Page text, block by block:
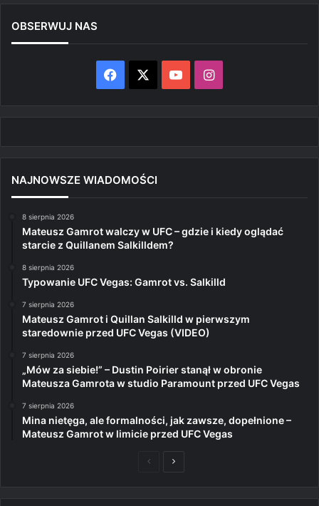
OBSERWUJ NAS
Facebook YouTubeInstagram
NAJNOWSZE WIADOMOŚCI
8 sierpnia 2026
Mateusz Gamrot walczy w UFC – gdzie i kiedy oglądać
starcie z Quillanem Salkilldem?
8 sierpnia 2026
Typowanie UFC Vegas: Gamrot vs. Salkilld
7 sierpnia 2026
Mateusz Gamrot i Quillan Salkilld w pierwszym
staredownie przed UFC Vegas (VIDEO)
7 sierpnia 2026
„Mów za siebie!” – Dustin Poirier stanął w obronie
Mateusza Gamrota w studio Paramount przed UFC Vegas
7 sierpnia 2026
Mina nietęga, ale formalności, jak zawsze, dopełnione –
Mateusz Gamrot w limicie przed UFC Vegas
PoprzedniaNastępna